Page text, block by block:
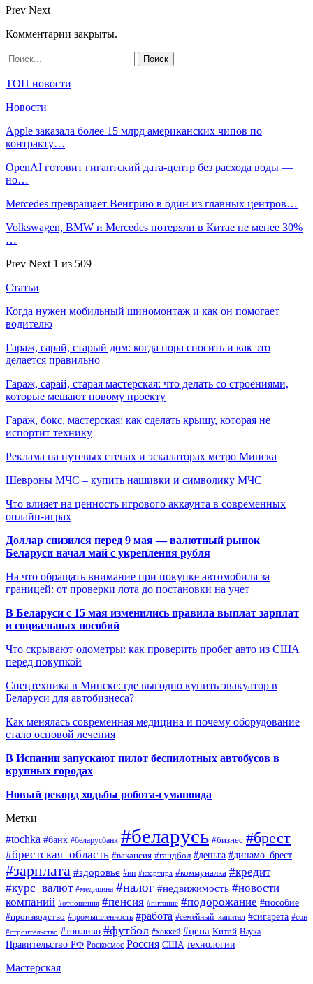
Prev Next
Комментарии закрыты.
ТОП новости
Новости
Apple заказала более 15 млрд американских чипов по
контракту…
OpenAI готовит гигантский дата-центр без расхода воды —
но…
Mercedes превращает Венгрию в один из главных центров…
Volkswagen, BMW и Mercedes потеряли в Китае не менее 30%
…
Prev Next 1 из 509
Статьи
Когда нужен мобильный шиномонтаж и как он помогает
водителю
Гараж, сарай, старый дом: когда пора сносить и как это
делается правильно
Гараж, сарай, старая мастерская: что делать со строениями,
которые мешают новому проекту
Гараж, бокс, мастерская: как сделать крышу, которая не
испортит технику
Реклама на путевых стенах и эскалаторах метро Минска
Шевроны МЧС – купить нашивки и символику МЧС
Что влияет на ценность игрового аккаунта в современных
онлайн-играх
Доллар снизился перед 9 мая — валютный рынок
Беларуси начал май с укрепления рубля
На что обращать внимание при покупке автомобиля за
границей: от проверки лота до постановки на учет
В Беларуси с 15 мая изменились правила выплат зарплат
и социальных пособий
Что скрывают одометры: как проверить пробег авто из США
перед покупкой
Спецтехника в Минске: где выгодно купить эвакуатор в
Беларуси для автобизнеса?
Как менялась современная медицина и почему оборудование
стало основой лечения
В Испании запускают пилот беспилотных автобусов в
крупных городах
Новый рекорд ходьбы робота-гуманоида
Метки
#tochka #банк #беларусбанк #беларусь #бизнес #брест
#брестская_область #вакансия #гандбол #деньга #динамо_брест
#зарплата #здоровье #ип #квартира #коммуналка #кредит
#курс_валют #медицина #налог #недвижимость #новости
компаний #отношения #пенсия #питание #подорожание #пособие
#производство #промышленность #работа #семейный_капитал #сигарета #сон
#строительство #топливо #футбол #хоккей #цена Китай Наука
Правительство РФ Роскосмос Россия США технологии
Мастерская